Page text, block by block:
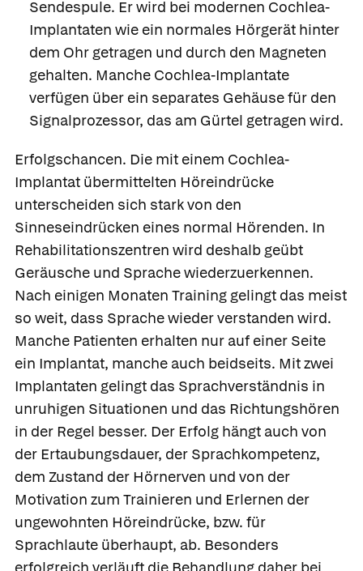
Sendespule. Er wird bei modernen Cochlea-
Implantaten wie ein normales Hörgerät hinter
dem Ohr getragen und durch den Magneten
gehalten. Manche Cochlea-Implantate
verfügen über ein separates Gehäuse für den
Signalprozessor, das am Gürtel getragen wird.
Erfolgschancen. Die mit einem Cochlea-
Implantat übermittelten Höreindrücke
unterscheiden sich stark von den
Sinneseindrücken eines normal Hörenden. In
Rehabilitationszentren wird deshalb geübt
Geräusche und Sprache wiederzuerkennen.
Nach einigen Monaten Training gelingt das meist
so weit, dass Sprache wieder verstanden wird.
Manche Patienten erhalten nur auf einer Seite
ein Implantat, manche auch beidseits. Mit zwei
Implantaten gelingt das Sprachverständnis in
unruhigen Situationen und das Richtungshören
in der Regel besser. Der Erfolg hängt auch von
der Ertaubungsdauer, der Sprachkompetenz,
dem Zustand der Hörnerven und von der
Motivation zum Trainieren und Erlernen der
ungewohnten Höreindrücke, bzw. für
Sprachlaute überhaupt, ab. Besonders
erfolgreich verläuft die Behandlung daher bei